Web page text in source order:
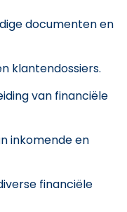
documenten en
klantendossiers.
van financiële
inkomende en
financiële